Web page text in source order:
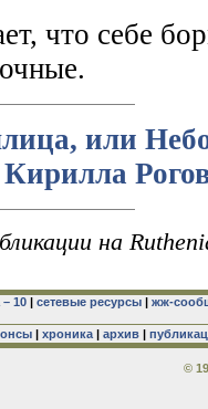
что себе
или
на
10| сетевые ресурсы| жж-
| хроника| архив|
©